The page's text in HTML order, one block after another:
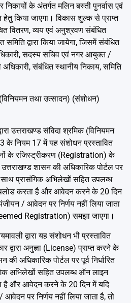
निकायों के अंतर्गत मलिन बस्ती पुनर्वास एवं
किया जाएगा। विकास शुल्क से प्राप्त
वितरण, व्यय एवं अनुश्रवण संबंधित
द्वारा किया जायेगा, जिसमें संबंधित
सदस्य सचिव एवं नगर आयुक्त /
संबंधित स्थानीय निकाय, समिति
तथा उत्सादन) (संशोधन)
उत्तराखण्ड संविदा श्रमिक (विनियमन
के नियम 17 में यह संशोधन प्रस्तावित
के रजिस्ट्रीकरण (Registration) के
शासन की अधिकारिक पोर्टल पर
साथ प्रासंगिक अभिलेखों सहित उपलब्ध
करता है और आवेदन करने के 20 दिन
पंजीयन / आवेदन पर निर्णय नहीं लिया जाता
Registration) समझा जाएगा।
द्वारा यह संशोधन भी प्रस्तावित
द्वारा अनुज्ञा (License) प्राप्त करने के
की अधिकारिक पोर्टल पर पूर्व निर्धारित
अभिलेखों सहित उपलब्ध ऑन लाइन
है और आवेदन करने के 20 दिन में यदि
/ आवेदन पर निर्णय नहीं लिया जाता है, तो